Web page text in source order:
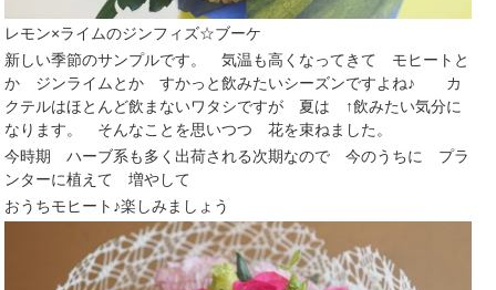
レモン×ライムのジンフィズ☆ブーケ
新しい季節のサンプルです。 気温も高くなってきて モヒートと
か ジンライムとか すかっと飲みたいシーズンですよね♪ カ
クテルはほとんど飲まないワタシですが 夏は ↑飲みたい気分に
なります。 そんなことを思いつつ 花を束ねました。
今時期 ハーブ系も多く出荷される次期なので 今のうちに プラ
ンターに植えて 増やして
おうちモヒート♪楽しみましょう